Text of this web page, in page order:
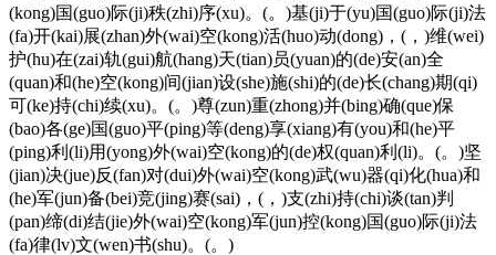
(kong)国(guo)际(ji)秩(zhi)序(xu)。(。)基(ji)于(yu)国(guo)际(ji)法
(fa)开(kai)展(zhan)外(wai)空(kong)活(huo)动(dong)，(，)维(wei)
护(hu)在(zai)轨(gui)航(hang)天(tian)员(yuan)的(de)安(an)全
(quan)和(he)空(kong)间(jian)设(she)施(shi)的(de)长(chang)期(qi)
可(ke)持(chi)续(xu)。(。)尊(zun)重(zhong)并(bing)确(que)保
(bao)各(ge)国(guo)平(ping)等(deng)享(xiang)有(you)和(he)平
(ping)利(li)用(yong)外(wai)空(kong)的(de)权(quan)利(li)。(。)坚
(jian)决(jue)反(fan)对(dui)外(wai)空(kong)武(wu)器(qi)化(hua)和
(he)军(jun)备(bei)竞(jing)赛(sai)，(，)支(zhi)持(chi)谈(tan)判
(pan)缔(di)结(jie)外(wai)空(kong)军(jun)控(kong)国(guo)际(ji)法
(fa)律(lv)文(wen)书(shu)。(。)